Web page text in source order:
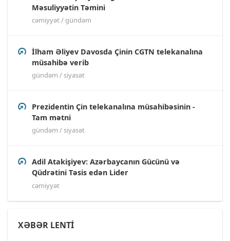
Məsuliyyətin Təmini
cəmiyyət / gündəm
İlham Əliyev Davosda Çinin CGTN telekanalına
müsahibə verib
gündəm / siyasət
Prezidentin Çin telekanalına müsahibəsinin -
Tam mətni
gündəm / siyasət
Adil Atakişiyev: Azərbaycanın Gücünü və
Qüdrətini Təsis edən Lider
cəmiyyət
XƏBƏR LENTİ